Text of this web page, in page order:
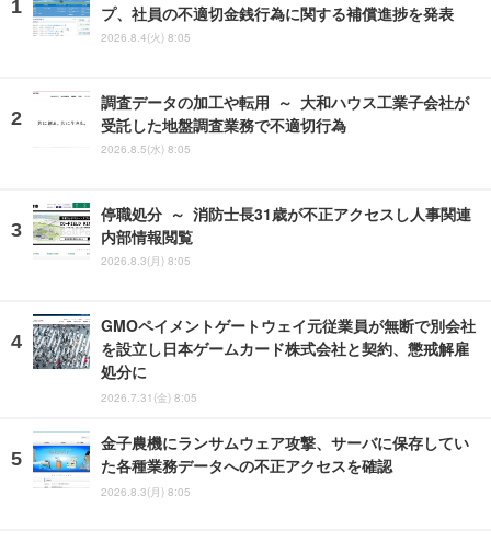
プ、社員の不適切金銭行為に関する補償進捗を発表
2026.8.4(火) 8:05
調査データの加工や転用 ～ 大和ハウス工業子会社が
受託した地盤調査業務で不適切行為
2026.8.5(水) 8:05
停職処分 ～ 消防士長31歳が不正アクセスし人事関連
内部情報閲覧
2026.8.3(月) 8:05
GMOペイメントゲートウェイ元従業員が無断で別会社
を設立し日本ゲームカード株式会社と契約、懲戒解雇
処分に
2026.7.31(金) 8:05
金子農機にランサムウェア攻撃、サーバに保存してい
た各種業務データへの不正アクセスを確認
2026.8.3(月) 8:05